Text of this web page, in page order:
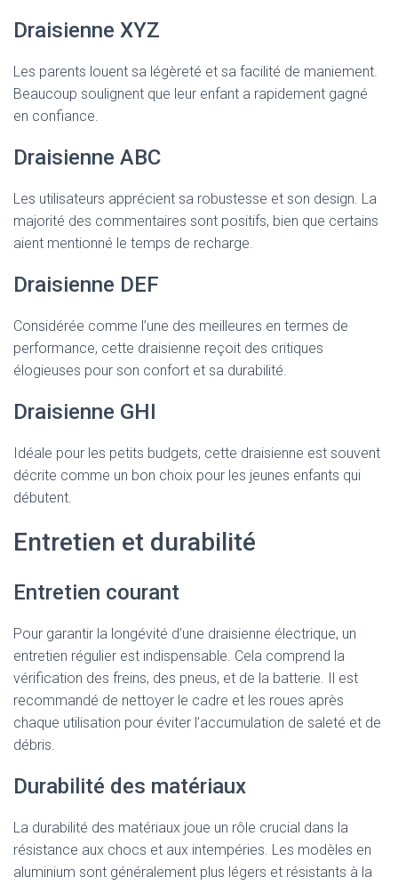
Draisienne XYZ
Les parents louent sa légèreté et sa facilité de maniement.
Beaucoup soulignent que leur enfant a rapidement gagné
en confiance.
Draisienne ABC
Les utilisateurs apprécient sa robustesse et son design. La
majorité des commentaires sont positifs, bien que certains
aient mentionné le temps de recharge.
Draisienne DEF
Considérée comme l’une des meilleures en termes de
performance, cette draisienne reçoit des critiques
élogieuses pour son confort et sa durabilité.
Draisienne GHI
Idéale pour les petits budgets, cette draisienne est souvent
décrite comme un bon choix pour les jeunes enfants qui
débutent.
Entretien et durabilité
Entretien courant
Pour garantir la longévité d’une draisienne électrique, un
entretien régulier est indispensable. Cela comprend la
vérification des freins, des pneus, et de la batterie. Il est
recommandé de nettoyer le cadre et les roues après
chaque utilisation pour éviter l’accumulation de saleté et de
débris.
Durabilité des matériaux
La durabilité des matériaux joue un rôle crucial dans la
résistance aux chocs et aux intempéries. Les modèles en
aluminium sont généralement plus légers et résistants à la